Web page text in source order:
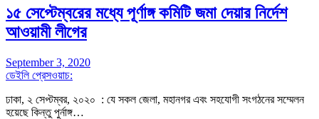
১৫ সেপ্টেম্বরের মধ্যে পূর্ণাঙ্গ কমিটি জমা দেয়ার নির্দেশ
আওয়ামী লীগের
September 3, 2020
ডেইলি প্রেসওয়াচ:
ঢাকা, ২ সেপ্টম্বর, ২০২০ : যে সকল জেলা, মহানগর এবং সহযোগী সংগঠনের সম্মেলন
হয়েছে কিন্তু পুর্নাঙ্গ…